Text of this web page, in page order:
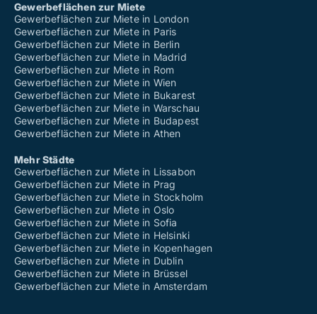
Gewerbeflächen zur Miete
Gewerbeflächen zur Miete in London
Gewerbeflächen zur Miete in Paris
Gewerbeflächen zur Miete in Berlin
Gewerbeflächen zur Miete in Madrid
Gewerbeflächen zur Miete in Rom
Gewerbeflächen zur Miete in Wien
Gewerbeflächen zur Miete in Bukarest
Gewerbeflächen zur Miete in Warschau
Gewerbeflächen zur Miete in Budapest
Gewerbeflächen zur Miete in Athen
Mehr Städte
Gewerbeflächen zur Miete in Lissabon
Gewerbeflächen zur Miete in Prag
Gewerbeflächen zur Miete in Stockholm
Gewerbeflächen zur Miete in Oslo
Gewerbeflächen zur Miete in Sofia
Gewerbeflächen zur Miete in Helsinki
Gewerbeflächen zur Miete in Kopenhagen
Gewerbeflächen zur Miete in Dublin
Gewerbeflächen zur Miete in Brüssel
Gewerbeflächen zur Miete in Amsterdam